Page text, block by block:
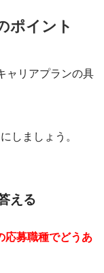
ポイント
ャリアプランの具
しましょう。
える
応募職種でどうあ